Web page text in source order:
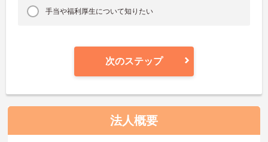
手当や福利厚生について知りたい
次のステップ
法人概要